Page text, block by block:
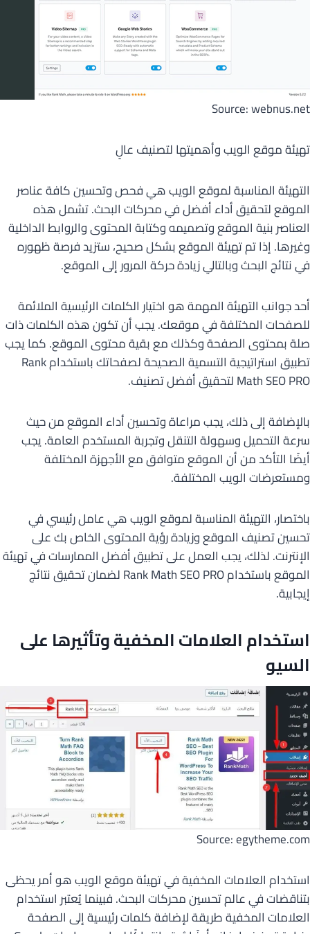
Source: webnus.net
تهيئة موقع الويب وأهميتها لتصنيف عالٍ
التهيئة المناسبة لموقع الويب هي فحص وتحسين كافة عناصر
الموقع لتحقيق أداء أفضل في محركات البحث. تشمل هذه
العناصر بنية الموقع وتصميمه وكتابة المحتوى والروابط الداخلية
وغيرها. إذا تم تهيئة الموقع بشكل صحيح، ستزيد فرصة ظهوره
في نتائج البحث وبالتالي زيادة حركة المرور إلى الموقع.
أحد جوانب التهيئة المهمة هو اختيار الكلمات الرئيسية الملائمة
للصفحات المختلفة في موقعك. يجب أن تكون هذه الكلمات ذات
صلة بمحتوى الصفحة وكذلك مع بقية محتوى الموقع. كما يجب
تطبيق استراتيجية التسمية الصحيحة لصفحاتك باستخدام Rank
Math SEO PRO لتحقيق أفضل تصنيف.
بالإضافة إلى ذلك، يجب مراعاة وتحسين أداء الموقع من حيث
سرعة التحميل وسهولة التنقل وتجربة المستخدم العامة. يجب
أيضًا التأكد من أن الموقع متوافق مع الأجهزة المختلفة
ومستعرضات الويب المختلفة.
باختصار، التهيئة المناسبة لموقع الويب هي عامل رئيسي في
تحسين تصنيف الموقع وزيادة رؤية المحتوى الخاص بك على
الإنترنت. لذلك، يجب العمل على تطبيق أفضل الممارسات في تهيئة
الموقع باستخدام Rank Math SEO PRO لضمان تحقيق نتائج
إيجابية.
استخدام العلامات المخفية وتأثيرها على
السيو
Source: egytheme.com
استخدام العلامات المخفية في تهيئة موقع الويب هو أمر يحظى
بتناقضات في عالم تحسين محركات البحث. فبينما يُعتبر استخدام
العلامات المخفية طريقة لإضافة كلمات رئيسية إلى الصفحة